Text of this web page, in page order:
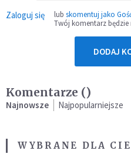
Zaloguj się lub skomentuj jako
Twój komentarz
DODAJ
Komentarze ()
Najnowsze Najpopularniejsze
WYBRANE DLA